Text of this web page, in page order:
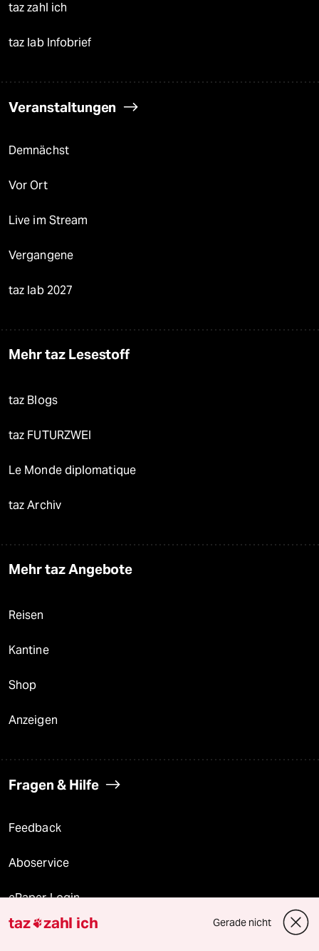
taz zahl ich
taz lab Infobrief
Veranstaltungen
Demnächst
Vor Ort
Live im Stream
Vergangene
taz lab 2027
Mehr taz Lesestoff
taz Blogs
taz FUTURZWEI
Le Monde diplomatique
taz Archiv
Mehr taz Angebote
Reisen
Kantine
Shop
Anzeigen
Fragen & Hilfe
Feedback
Aboservice
ePaper Login
Downloads für Abonnierende
taz zahl ich Gerade nicht